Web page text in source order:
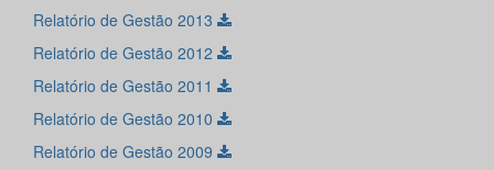
Relatório de Gestão 2013
Relatório de Gestão 2012
Relatório de Gestão 2011
Relatório de Gestão 2010
Relatório de Gestão 2009